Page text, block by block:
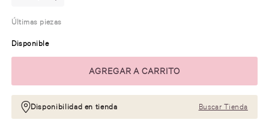
Últimas piezas
Disponible
Disponibilidad en tienda Buscar Tienda